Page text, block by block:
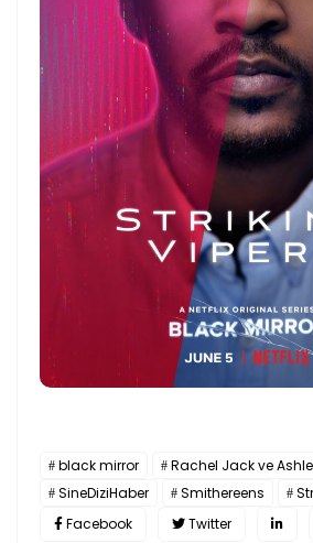
black mirror
Rachel Jack ve
SineDiziHaber
Smithereens
Facebook
Twitter